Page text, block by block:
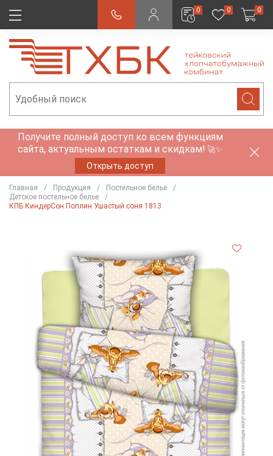
0 0 0
Получите полный доступ ко всем функциям
сайта, актуальным остаткам и скидкам! 🚀✨
Открыть доступ
Главная Продукция
Постельное белье
Детское постельное белье
КПБ КиндерСон Поплин Ушастый соня 1813